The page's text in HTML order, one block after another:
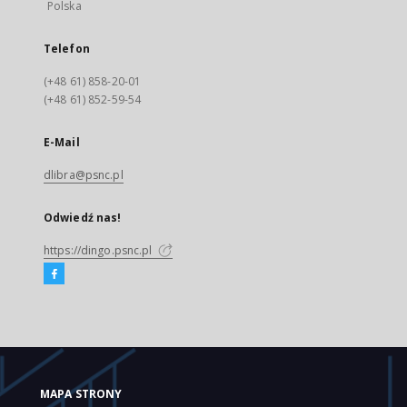
Polska
Telefon
(+48 61) 858-20-01
(+48 61) 852-59-54
E-Mail
dlibra@psnc.pl
Odwiedź nas!
https://dingo.psnc.pl
MAPA STRONY